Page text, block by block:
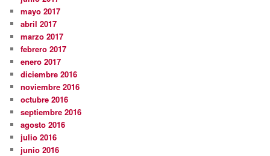
mayo 2017
abril 2017
marzo 2017
febrero 2017
enero 2017
diciembre 2016
noviembre 2016
octubre 2016
septiembre 2016
agosto 2016
julio 2016
junio 2016